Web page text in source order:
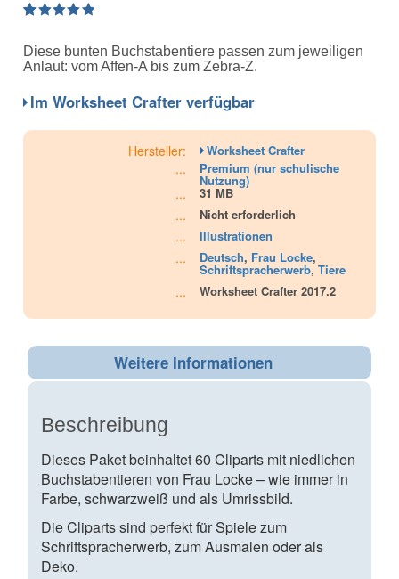
customer
ratings
Diese bunten Buchstabentiere passen zum jeweiligen
Anlaut: vom Affen-A bis zum Zebra-Z.
Im Worksheet Crafter verfügbar
Hersteller: Worksheet Crafter
... Premium (nur schulische
Nutzung)
... 31 MB
... Nicht erforderlich
... Illustrationen
... Deutsch, Frau Locke,
Schriftspracherwerb,Tiere
... Worksheet Crafter 2017.2
Weitere Informationen
Beschreibung
Dieses Paket beinhaltet 60 Cliparts mit niedlichen
Buchstabentieren von Frau Locke – wie immer in
Farbe, schwarzweiß und als Umrissbild.
Die Cliparts sind perfekt für Spiele zum
Schriftspracherwerb, zum Ausmalen oder als
Deko.